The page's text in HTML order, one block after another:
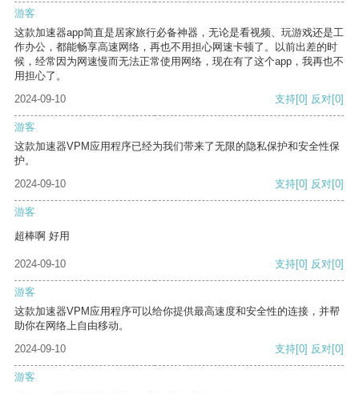
游客
这款加速器app简直是居家旅行必备神器，无论是看视频、玩游戏还是工
作办公，都能畅享高速网络，再也不用担心网速卡顿了。以前出差的时
候，经常因为网速慢而无法正常使用网络，现在有了这个app，我再也不
用担心了。
2024-09-10
支持[0] 反对[0]
游客
这款加速器VPM应用程序已经为我们带来了无限的隐私保护和安全性保
护。
2024-09-10
支持[0] 反对[0]
游客
超棒啊 好用
2024-09-10 支持[0] 反对[0]
游客
这款加速器VPM应用程序可以给你提供最高速度和安全性的连接，并帮
助你在网络上自由移动。
2024-09-10
支持[0] 反对[0]
游客